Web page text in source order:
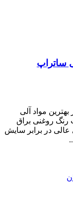
ساتراپ
مواد آلی
رنگ روغنی براق
در ﺑﺮاﺑﺮ ﺳﺎﯾﺶ